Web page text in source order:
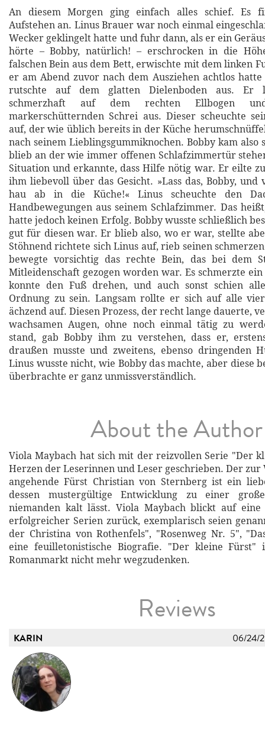
An diesem Morgen ging einfach alles schief. Es
Aufstehen an. Linus Brauer war noch einmal
Wecker geklingelt hatte und fuhr dann, als er ein
hörte – Bobby, natürlich! – erschrocken in die
falschen Bein aus dem Bett, erwischte mit dem linken
er am Abend zuvor nach dem Ausziehen achtlos
rutschte auf dem glatten Dielenboden aus. Er
schmerzhaft auf dem rechten Ellbogen
markerschütternden Schrei aus. Dieser scheuchte
auf, der wie üblich bereits in der Küche
nach seinem Lieblingsgummiknochen. Bobby kam also
blieb an der wie immer offenen Schlafzimmertür
Situation und erkannte, dass Hilfe nötig war. Er eilte
ihm liebevoll über das Gesicht. »Lass das, Bobby, und
hau ab in die Küche!« Linus scheuchte den
Handbewegungen aus seinem Schlafzimmer. Das
hatte jedoch keinen Erfolg. Bobby wusste schließlich
gut für diesen war. Er blieb also, wo er war, stellte
Stöhnend richtete sich Linus auf, rieb seinen
bewegte vorsichtig das rechte Bein, das bei dem
Mitleidenschaft gezogen worden war. Es schmerzte
konnte den Fuß drehen, und auch sonst schien
Ordnung zu sein. Langsam rollte er sich auf alle
ächzend auf. Diesen Prozess, der recht lange dauerte,
wachsamen Augen, ohne noch einmal tätig zu
stand, gab Bobby ihm zu verstehen, dass er,
draußen musste und zweitens, ebenso dringenden
Linus wusste nicht, wie Bobby das machte, aber diese
überbrachte er ganz unmissverständlich.
About the Author
Viola Maybach hat sich mit der reizvollen Serie "Der
Herzen der Leserinnen und Leser geschrieben. Der zur
angehende Fürst Christian von Sternberg ist ein
dessen mustergültige Entwicklung zu einer
niemanden kalt lässt. Viola Maybach blickt auf eine
erfolgreicher Serien zurück, exemplarisch seien
der Christina von Rothenfels", "Rosenweg Nr. 5",
eine feuilletonistische Biografie. "Der kleine Fürst"
Romanmarkt nicht mehr wegzudenken.
Reviews
KARIN 06/24/